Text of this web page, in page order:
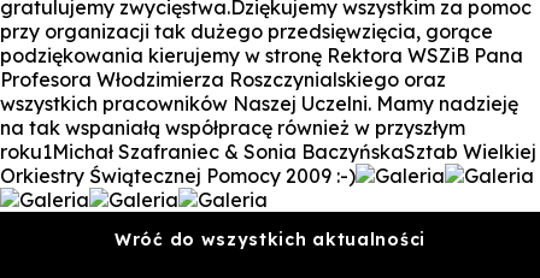
gratulujemy zwycięstwa.Dziękujemy wszystkim za pomoc
przy organizacji tak dużego przedsięwzięcia, gorące
podziękowania kierujemy w stronę Rektora WSZiB Pana
Profesora Włodzimierza Roszczynialskiego oraz
wszystkich pracowników Naszej Uczelni. Mamy nadzieję
na tak wspaniałą współpracę również w przyszłym
roku1Michał Szafraniec & Sonia BaczyńskaSztab Wielkiej
Orkiestry Świątecznej Pomocy 2009 :-)
Wróć do wszystkich aktualności